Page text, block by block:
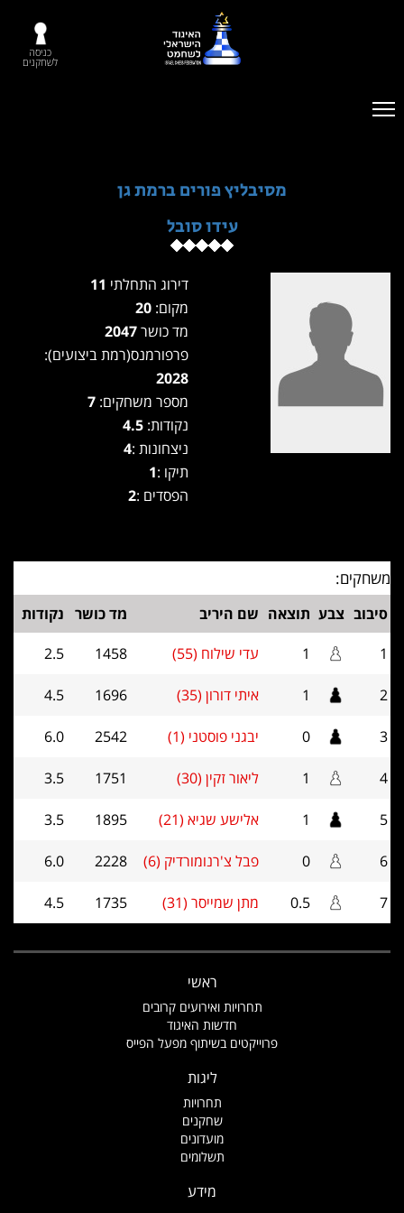
כניסה
לשחקנים
מסיבליץ פורים ברמת גן
עידו סובל
דירוג התחלתי
מקום:
מד כושר
פרפורמנס(רמת ביצועים):
2028
מספר משחקים:
נקודות: 4.5
ניצחונות :4
תיקו :1
הפסדים :2
משחקים:
סיבוב צבע תוצאה שם היריב מד כושר נקודות
1
1 עדי שילוח (55) 1458
2.5
2
1 איתי דורון (35) 1696
4.5
3
0 יבגני פוסטני (1) 2542
6.0
4
1 ליאור זקין (30) 1751
3.5
5
1 אלישע שגיא (21) 1895
3.5
6
0 פבל צ'רנומורדיק (6) 2228
6.0
7
0.5 מתן שמייסר (31) 1735
4.5
ראשי
תחרויות ואירועים קרובים
חדשות האיגוד
פרוייקטים בשיתוף מפעל הפייס
ליגות
תחרויות
שחקנים
מועדונים
תשלומים
מידע